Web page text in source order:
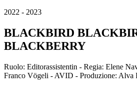
2022 - 2023
BLACKBIRD
BLACKBERRY
Ruolo: Editorassistentin - Regia: Elene
Franco Vögeli - AVID - Produzione: Alva